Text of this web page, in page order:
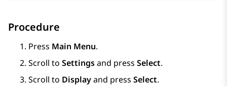
Procedure
Press Main Menu.
Scroll to Settingsand press Select.
Scroll to Displayand press Select.